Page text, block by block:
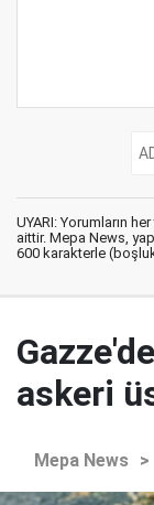
UYARI: Yorumların
aittir. Mepa News,
600 karakterle
askeri
Mepa News >